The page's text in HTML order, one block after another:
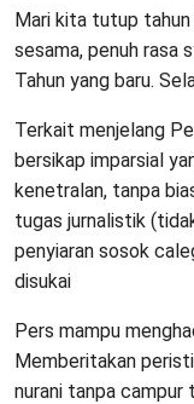
Mari kita tutup tahun
sesama, penuh rasa
Tahun yang baru.
Terkait menjelang
bersikap imparsial
kenetralan, tanpa
tugas jurnalistik
penyiaran sosok
disukai
Pers mampu
Memberitakan
nurani tanpa campur